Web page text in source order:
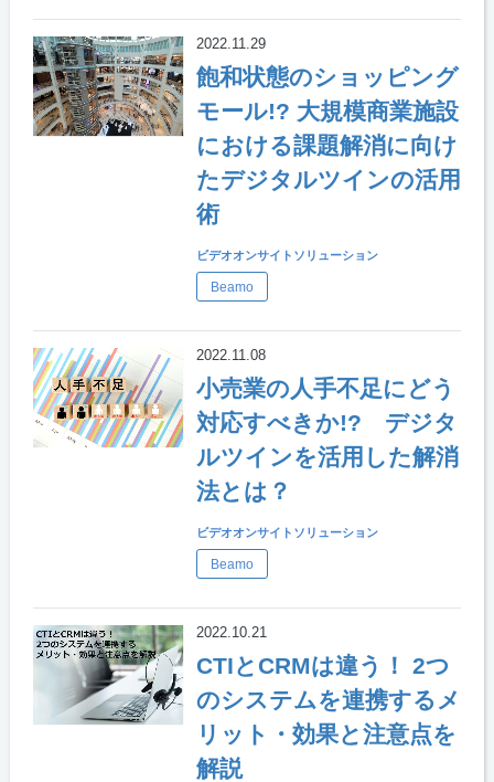
2022.11.29
飽和状態のショッピング
モール!? 大規模商業施設
における課題解消に向け
たデジタルツインの活用
術
ビデオオンサイトソリューション
Beamo
2022.11.08
小売業の人手不足にどう
対応すべきか!? デジタ
ルツインを活用した解消
法とは？
ビデオオンサイトソリューション
Beamo
2022.10.21
CTIとCRMは違う！ 2つ
のシステムを連携するメ
リット・効果と注意点を
解説